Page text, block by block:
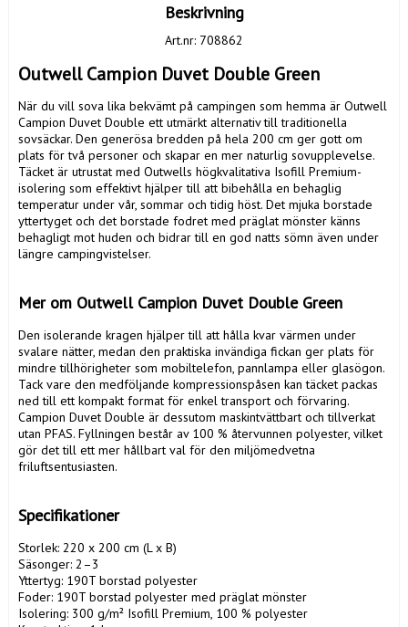
Beskrivning
Art.nr: 708862
Outwell Campion Duvet Double Green
När du vill sova lika bekvämt på campingen som hemma är Outwell
Campion Duvet Double ett utmärkt alternativ till traditionella
sovsäckar. Den generösa bredden på hela 200 cm ger gott om
plats för två personer och skapar en mer naturlig sovupplevelse.
Täcket är utrustat med Outwells högkvalitativa Isofill Premium-
isolering som effektivt hjälper till att bibehålla en behaglig
temperatur under vår, sommar och tidig höst. Det mjuka borstade
yttertyget och det borstade fodret med präglat mönster känns
behagligt mot huden och bidrar till en god natts sömn även under
längre campingvistelser.
Mer om Outwell Campion Duvet Double Green
Den isolerande kragen hjälper till att hålla kvar värmen under
svalare nätter, medan den praktiska invändiga fickan ger plats för
mindre tillhörigheter som mobiltelefon, pannlampa eller glasögon.
Tack vare den medföljande kompressionspåsen kan täcket packas
ned till ett kompakt format för enkel transport och förvaring.
Campion Duvet Double är dessutom maskintvättbart och tillverkat
utan PFAS. Fyllningen består av 100 % återvunnen polyester, vilket
gör det till ett mer hållbart val för den miljömedvetna
friluftsentusiasten.
Specifikationer
Storlek: 220 x 200 cm (L x B)
Säsonger: 2–3
Yttertyg: 190T borstad polyester
Foder: 190T borstad polyester med präglat mönster
Isolering: 300 g/m² Isofill Premium, 100 % polyester